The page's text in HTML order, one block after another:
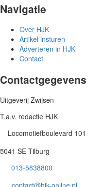
Navigatie
Over HJK
Artikel insturen
Adverteren in HJK
Contact
Contactgegevens
Uitgeverij Zwijsen
T.a.v. redactie HJK
Locomotiefboulevard 101
5041 SE Tilburg
013-5838800
contact@hjk-online.nl